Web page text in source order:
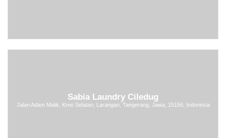
Sabia Laundry Ciledug
Jalan Adam Malik, Kreo Selatan, Larangan, Tangerang, Jawa, 15156, Indonesia